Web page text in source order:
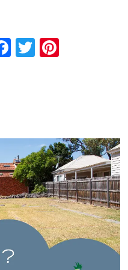
Facebook
Twitter